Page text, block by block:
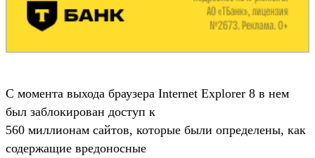
С момента выхода браузера Internet Explorer 8 в нем
был заблокирован доступ к
560 миллионам сайтов, которые были определены, как
содержащие вредоносные